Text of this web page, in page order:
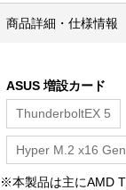
商品詳細・仕様情報
ASUS 増設カード
ThunderboltEX 5
Hyper M.2 x16
※本製品は主にAMD